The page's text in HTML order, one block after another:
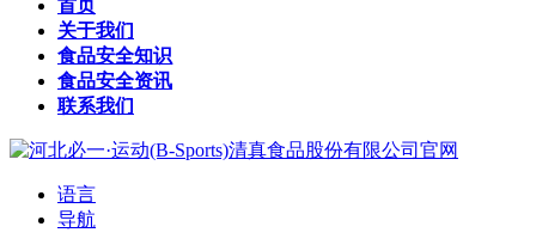
首页
关于我们
食品安全知识
食品安全资讯
联系我们
语言
导航